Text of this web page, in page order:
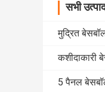
सभी
मुद्रित
कशीदाकारी
5 पैनल